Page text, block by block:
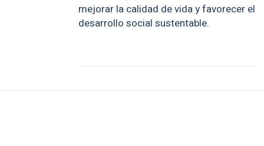
mejorar la calidad de vida y favorecer el
desarrollo social sustentable.